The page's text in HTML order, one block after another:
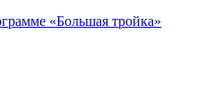
«Большая тройка»